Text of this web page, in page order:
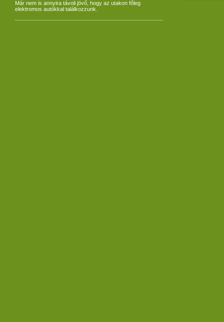
Már nem is annyira távoli jövő, hogy az utakon főleg
elektromos autókkal találkozzunk.